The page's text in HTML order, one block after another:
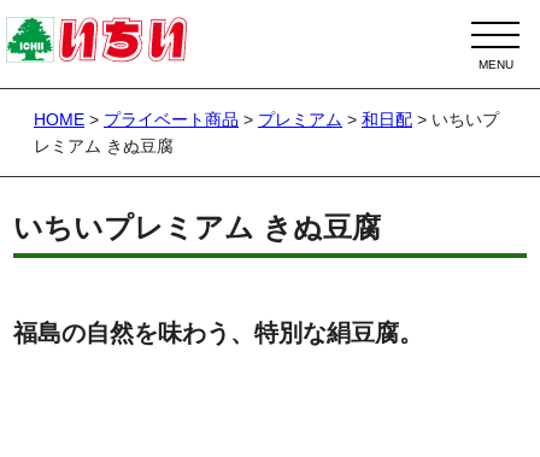
HOME > プライベート商品 > プレミアム > 和日配 > いちいプ
レミアム きぬ豆腐
いちいプレミアム きぬ豆腐
福島の自然を味わう、特別な絹豆腐。